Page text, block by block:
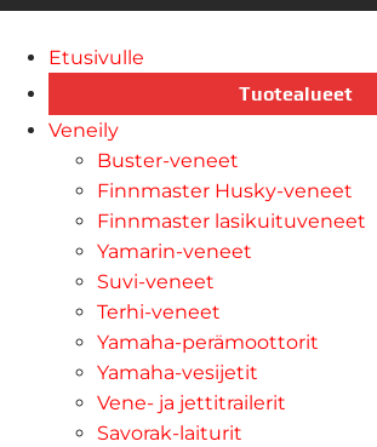
Etusivulle
Tuotealueet
Veneily
Buster-veneet
Finnmaster Husky-veneet
Finnmaster lasikuituveneet
Yamarin-veneet
Suvi-veneet
Terhi-veneet
Yamaha-perämoottorit
Yamaha-vesijetit
Vene- ja jettitrailerit
Savorak-laiturit